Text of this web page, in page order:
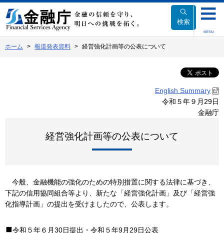
文
へ
動
検索
MENU
ホーム 報道発表資料 経営強化計画等の公表について
English Summary
令和５年９月29日
金融庁
経営強化計画等の公表について
今般、金融機能の強化のための特別措置に関する法律に基づき、
下記の信用協同組合等より、新たな「経営強化計画」及び「経営強
化指導計画」の提出を受けましたので、公表します。
令和５年６月30日提出・令和５年9月29日公表